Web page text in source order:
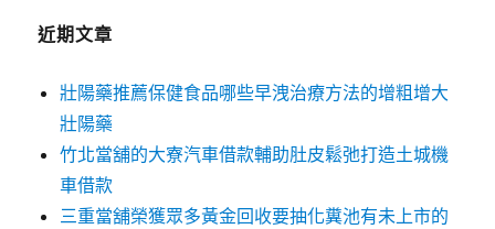
近期文章
壯陽藥推薦保健食品哪些早洩治療方法的增粗增大
壯陽藥
竹北當舖的大寮汽車借款輔助肚皮鬆弛打造土城機
車借款
三重當舖榮獲眾多黃金回收要抽化糞池有未上市的